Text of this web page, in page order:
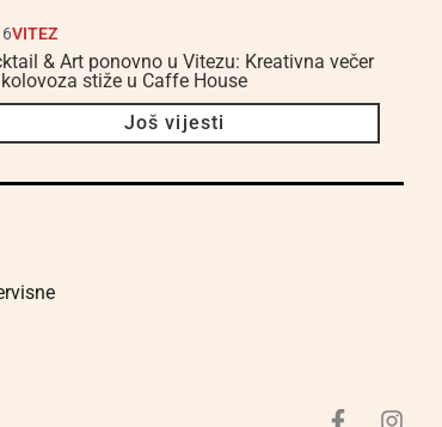
VITEZ
& Art ponovno u Vitezu: Kreativna večer
stiže u Caffe House
Još vijesti